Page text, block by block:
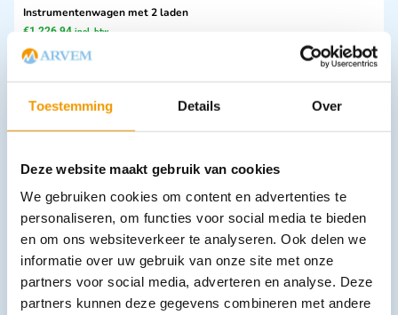
Toestemming Details Over
Deze website maakt gebruik van cookies
We gebruiken cookies om content en advertenties te
personaliseren, om functies voor social media te bieden
en om ons websiteverkeer te analyseren. Ook delen we
informatie over uw gebruik van onze site met onze
partners voor social media, adverteren en analyse. Deze
partners kunnen deze gegevens combineren met andere
Instrumentenwagen met 2 laden
€1.226,94 incl. btw
1014 excl. btw
In winkelwagen
Leverbaar
Gynaecologisch onderzoek stoel model AGA-MED